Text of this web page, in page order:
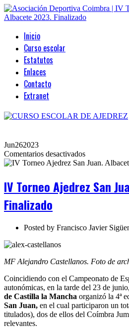
Inicio
Curso escolar
Estatutos
Enlaces
Contacto
Extranet
Jun262023
Comentarios desactivadosen
IV
San
Finalizado
IV Torneo Ajedrez San
Finalizado
Posted by Francisco Javier
MF Alejandro Castellanos. Foto de
Coincidiendo con el Campeonato de
autonómicas, en la tarde del 23 de junio,
de Castilla la Mancha organizó la 4ª
San Juan, en el cual participaron un
titulados), dos de ellos del Coímbra
relevantes.